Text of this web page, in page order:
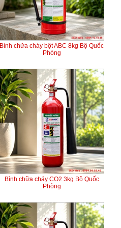
Bình chữa cháy bột ABC 8kg Bộ Quốc
Phòng
Bình chữa cháy CO2 3kg Bộ Quốc
Phòng